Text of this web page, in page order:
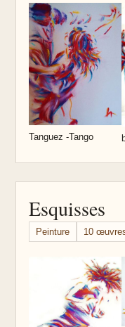
Tanguez -Tango
Esquisses
Peinture 10